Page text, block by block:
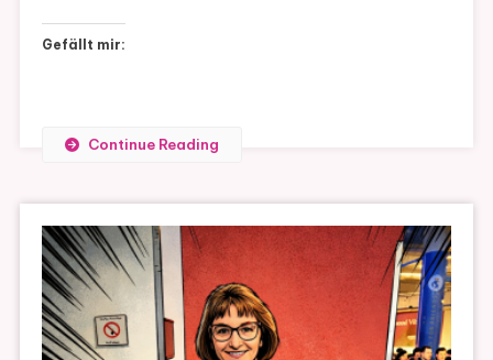
Gefällt mir:
Continue Reading